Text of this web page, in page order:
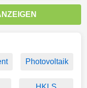
Photovoltaik